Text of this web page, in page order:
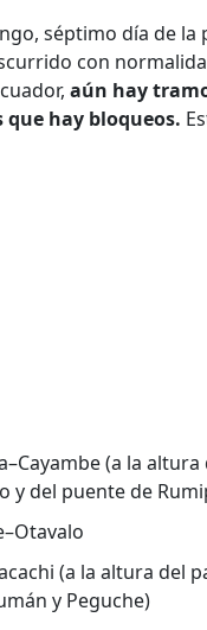
séptimo día de la
con
aún hay
que hay bloqueos.
(a la
y del puente de
(a la altura del
y Peguche)